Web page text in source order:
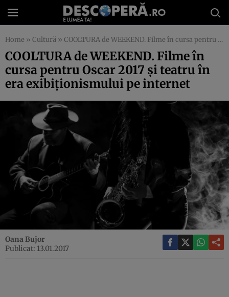
Home » Cultură » COOLTURA de WEEKEND. Filme în cursa pentru Oscar 2017 şi teatru în era exibiţionismului pe internet
COOLTURA de WEEKEND. Filme în
cursa pentru Oscar 2017 şi teatru în
era exibiţionismului pe internet
Oana Bujor
Publicat: 13.01.2017